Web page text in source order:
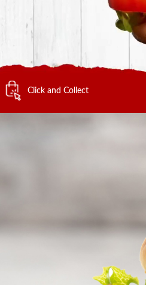
Click and Collect